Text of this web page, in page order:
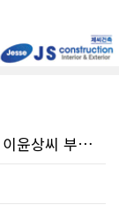
[답글][re] 취업비자를 받기위해 준비중인 이윤상씨 부부께 드리는 편지